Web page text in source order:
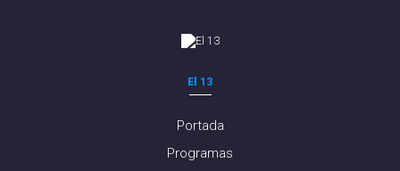
El 13
Portada
Programas